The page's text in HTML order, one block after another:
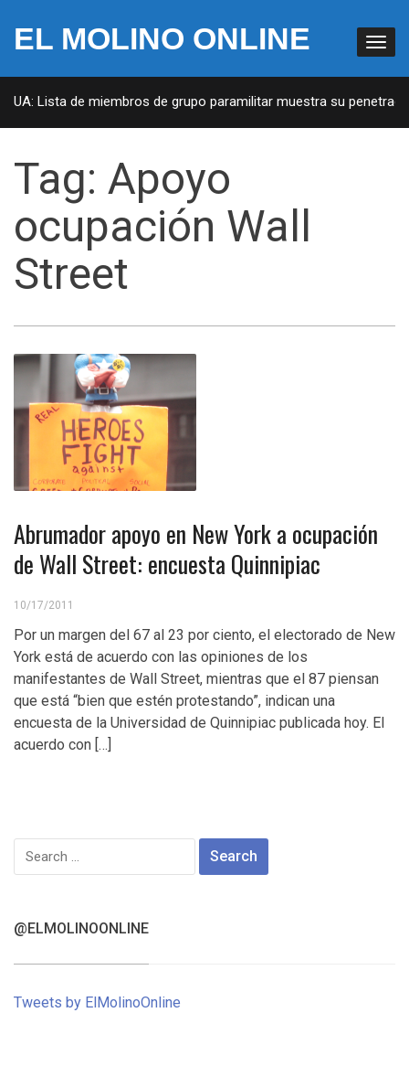
EL MOLINO ONLINE
Lista de miembros de grupo paramilitar muestra su
Tag: Apoyo
ocupación Wall
Street
Abrumador apoyo en New York a ocupación
de Wall Street: encuesta Quinnipiac
10/17/2011
Por un margen del 67 al 23 por ciento, el electorado de New
York está de acuerdo con las opiniones de los
manifestantes de Wall Street, mientras que el 87 piensan
que está “bien que estén protestando”, indican una
encuesta de la Universidad de Quinnipiac publicada hoy. El
acuerdo con […]
Search
for:
@ELMOLINOONLINE
Tweets by ElMolinoOnline